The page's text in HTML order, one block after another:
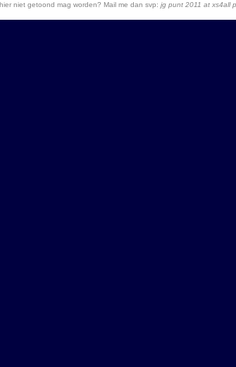
niet getoond mag worden? Mail me dan svp: jg punt 2011 at xs4all